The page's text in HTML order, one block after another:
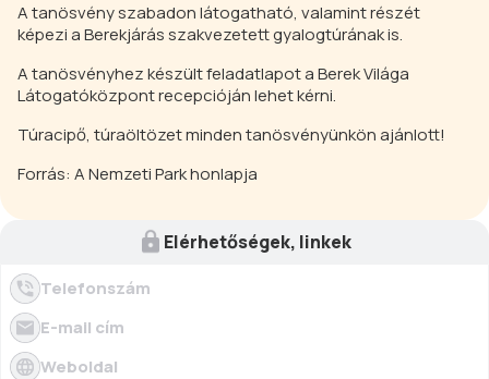
A tanösvény szabadon látogatható, valamint részét
képezi a Berekjárás szakvezetett gyalogtúrának is.
A tanösvényhez készült feladatlapot a Berek Világa
Látogatóközpont recepcióján lehet kérni.
Túracipő, túraöltözet minden tanösvényünkön ajánlott!
Forrás: A Nemzeti Park honlapja
Elérhetőségek, linkek
Telefonszám
E-mail cím
Weboldal